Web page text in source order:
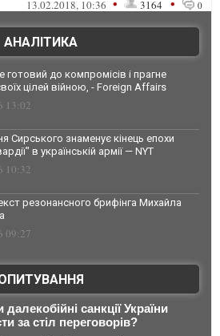
13.02.2018, 10:36 • 3164 • 0
АНАЛІТИКА
готовий до компромісів і прагне
цілей війною, - Foreign Affairs
13:02
Сирського знаменує кінець епохи
в українській армії — NYT
10:32
резонансного брифінга Михайла
09:27
санкції України
за стіл переговорів?